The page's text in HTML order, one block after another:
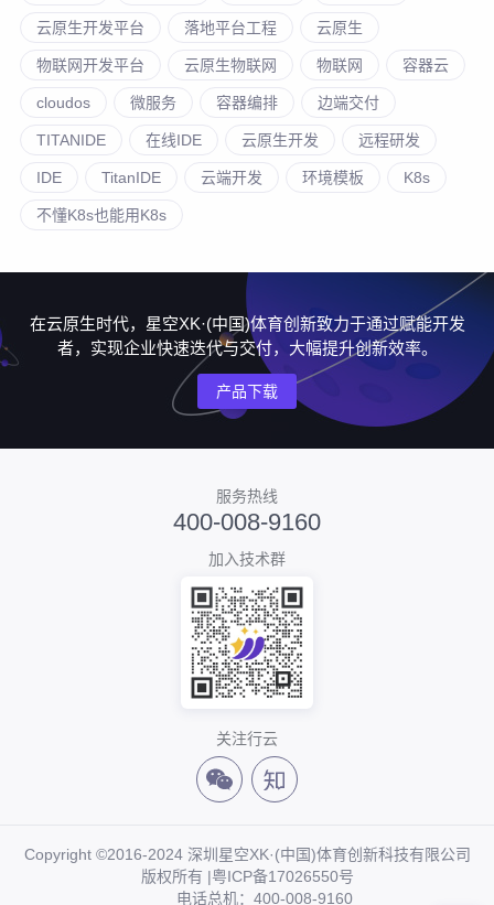
云原生开发平台 落地平台工程 云原生
物联网开发平台 云原生物联网 物联网 容器云
cloudos 微服务 容器编排 边端交付
TITANIDE 在线IDE 云原生开发 远程研发
IDE TitanIDE 云端开发 环境模板 K8s
不懂K8s也能用K8s
在云原生时代，星空XK·(中国)体育创新致力于通过赋能开发
者，实现企业快速迭代与交付，大幅提升创新效率。
产品下载
服务热线
400-008-9160
加入技术群
关注行云
Copyright ©2016-2024 深圳星空XK·(中国)体育创新科技有限公司
版权所有 |粤ICP备17026550号
电话总机：400-008-9160